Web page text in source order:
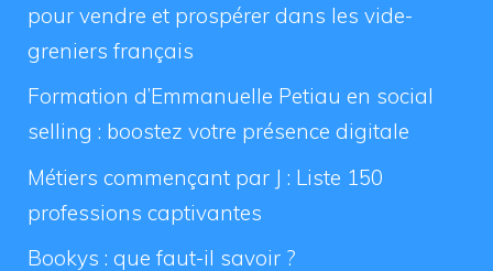
pour vendre et prospérer dans les vide-
greniers français
Formation d’Emmanuelle Petiau en social
selling : boostez votre présence digitale
Métiers commençant par J : Liste 150
professions captivantes
Bookys : que faut-il savoir ?